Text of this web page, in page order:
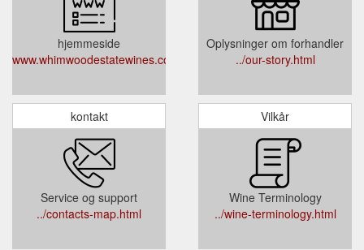
hjemmeside
www.whimwoodestatewines.com.au/
Oplysninger om forhandler
../our-story.html
kontakt
Service og support
../contacts-map.html
Vilkår
Wine Terminology
../wine-terminology.html